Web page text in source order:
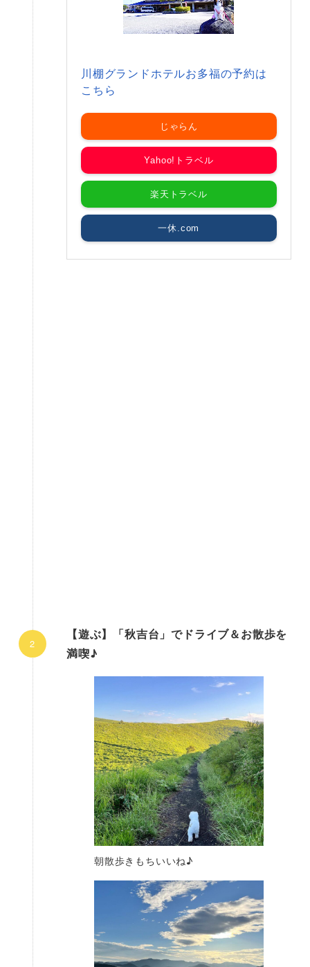
川棚グランドホテルお多福の予約は
こちら
じゃらん
Yahoo!トラベル
楽天トラベル
一休.com
【遊ぶ】「秋吉台」でドライブ＆お散歩を
満喫♪
朝散歩きもちいいね♪